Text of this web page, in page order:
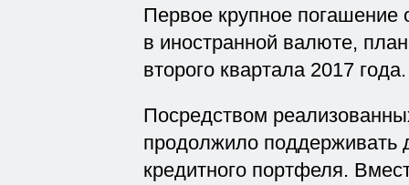
Первое крупное погашение
в иностранной валюте,
второго квартала 2017 года.
Посредством
продолжило поддерживать
кредитного портфеля.